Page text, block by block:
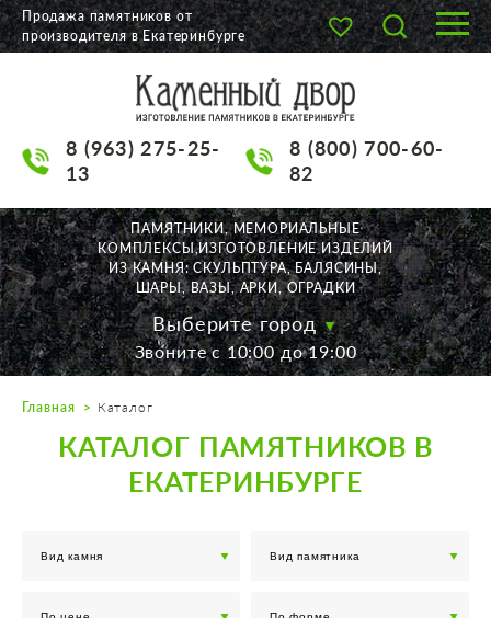
О КОМПАНИИ
НАШИ РАБОТЫ
АКЦИИ
ДОСТАВКА
КОНТАКТЫ
K2532513@yandex.ru
Пн. — Пт. с 10:00 до 19:00
Воскресенье по договор.
Продажа памятников от
производителя в Екатеринбурге
8 (963) 275-25-
13
8 (800) 700-60-
82
ПАМЯТНИКИ, МЕМОРИАЛЬНЫЕ
КОМПЛЕКСЫ,ИЗГОТОВЛЕНИЕ ИЗДЕЛИЙ
ИЗ КАМНЯ: СКУЛЬПТУРА, БАЛЯСИНЫ,
ШАРЫ, ВАЗЫ, АРКИ, ОГРАДКИ
Выберите город
Звоните с 10:00 до 19:00
Главная Каталог
КАТАЛОГ ПАМЯТНИКОВ В
ЕКАТЕРИНБУРГЕ